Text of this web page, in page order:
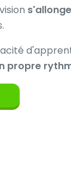
s'allonge
propre